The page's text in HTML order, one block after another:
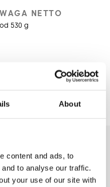
About
content and ads, to
to analyse our traffic.
your use of our site with
WAGA NETTO
od 530 g
Wsparcie
niezawodne i bardzo